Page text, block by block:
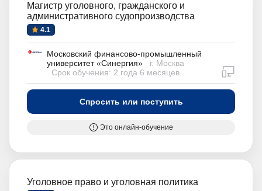
Магистр уголовного, гражданского и
административного судопроизводства
4.1
Московский финансово-промышленный
университет «Синергия»
г. Москва
Срок обучения: 2 года 6 месяцев
Спросить или поступить
Это онлайн-обучение
Уголовное право и уголовная политика